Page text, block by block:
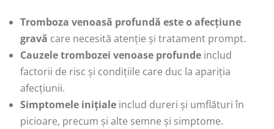
Tromboza venoasă profundă este o afecțiune
gravă care necesită atenție și tratament prompt.
Cauzele trombozei venoase profunde includ
factorii de risc și condițiile care duc la apariția
afecțiunii.
Simptomele inițiale includ dureri și umflături în
picioare, precum și alte semne și simptome.